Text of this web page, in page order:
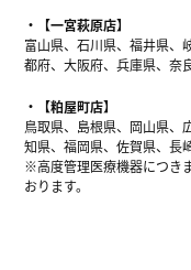
【一宮萩原店】
富山県、石川県、福井県、
都府、大阪府、兵庫県、奈
【粕屋町店】
鳥取県、島根県、岡山県、
知県、福岡県、佐賀県、長
※高度管理医療機器につき
おります。